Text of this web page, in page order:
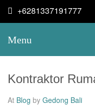
+6281337191777
Menu
Kontraktor
At Blog by Gedong Bali